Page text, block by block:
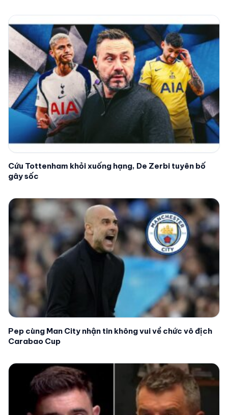
Cứu Tottenham khỏi xuống hạng, De Zerbi tuyên bố
gây sốc
Pep cùng Man City nhận tin không vui về chức vô địch
Carabao Cup